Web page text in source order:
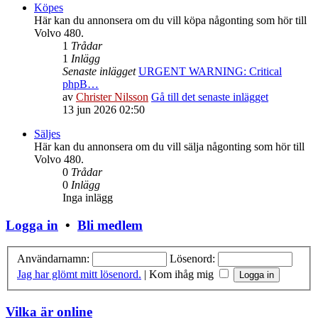
Köpes
Här kan du annonsera om du vill köpa någonting som hör till
Volvo 480.
1 Trådar
1 Inlägg
Senaste inlägget URGENT WARNING: Critical
phpB…
av Christer Nilsson Gå till det senaste inlägget
13 jun 2026 02:50
Säljes
Här kan du annonsera om du vill sälja någonting som hör till
Volvo 480.
0 Trådar
0 Inlägg
Inga inlägg
Logga in • Bli medlem
Användarnamn:
Lösenord:
Jag har glömt mitt lösenord. | Kom ihåg mig
Vilka är online